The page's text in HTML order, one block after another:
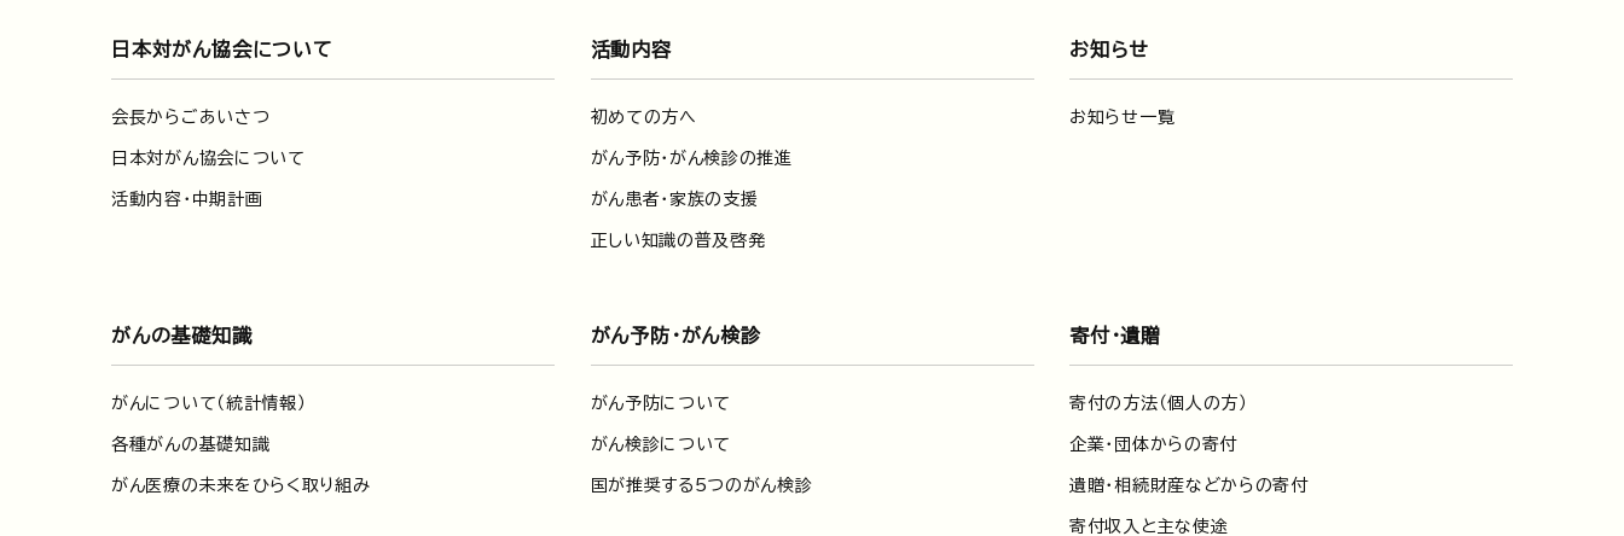
日本対がん協会について
会長からごあいさつ
日本対がん協会について
活動内容・中期計画
活動内容
初めての方へ
がん予防・がん検診の推進
がん患者・家族の支援
正しい知識の普及啓発
お知らせ
お知らせ一覧
がんの基礎知識
がんについて（統計情報）
各種がんの基礎知識
がん医療の未来をひらく取り組み
がん予防・がん検診
がん予防について
がん検診について
国が推奨する5つのがん検診
寄付・遺贈
寄付の方法（個人の方）
企業・団体からの寄付
遺贈・相続財産などからの寄付
寄付収入と主な使途